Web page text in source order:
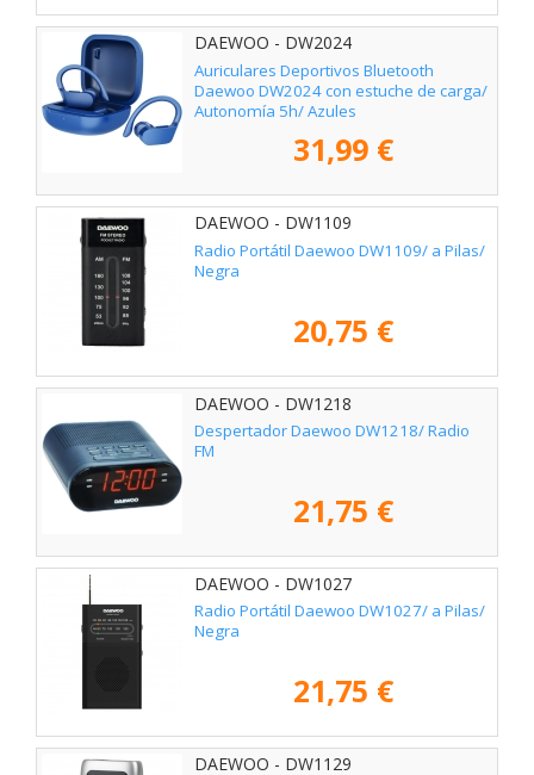
DAEWOO - DW2024
Auriculares Deportivos Bluetooth
Daewoo DW2024 con estuche de carga/
Autonomía 5h/ Azules
31,99 €
DAEWOO - DW1109
Radio Portátil Daewoo DW1109/ a Pilas/
Negra
20,75 €
DAEWOO - DW1218
Despertador Daewoo DW1218/ Radio
FM
21,75 €
DAEWOO - DW1027
Radio Portátil Daewoo DW1027/ a Pilas/
Negra
21,75 €
DAEWOO - DW1129